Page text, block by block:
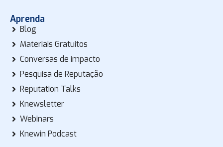
Aprenda
Blog
Materiais Gratuitos
Conversas de impacto
Pesquisa de Reputação
Reputation Talks
Knewsletter
Webinars
Knewin Podcast